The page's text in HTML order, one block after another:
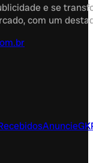
e se
com um
Anuncie